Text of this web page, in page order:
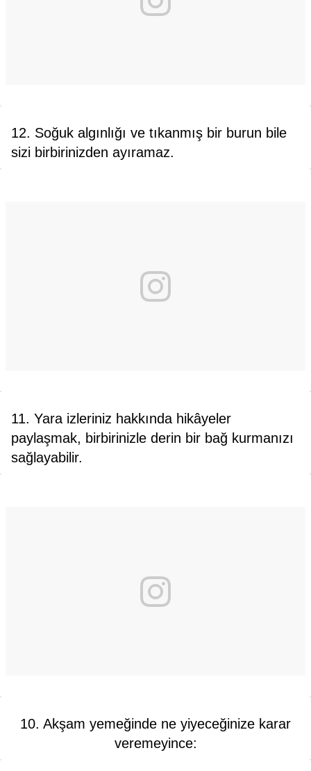
12. Soğuk algınlığı ve tıkanmış bir burun bile
sizi birbirinizden ayıramaz.
11. Yara izleriniz hakkında hikâyeler
paylaşmak, birbirinizle derin bir bağ kurmanızı
sağlayabilir.
10. Akşam yemeğinde ne yiyeceğinize karar
veremeyince: